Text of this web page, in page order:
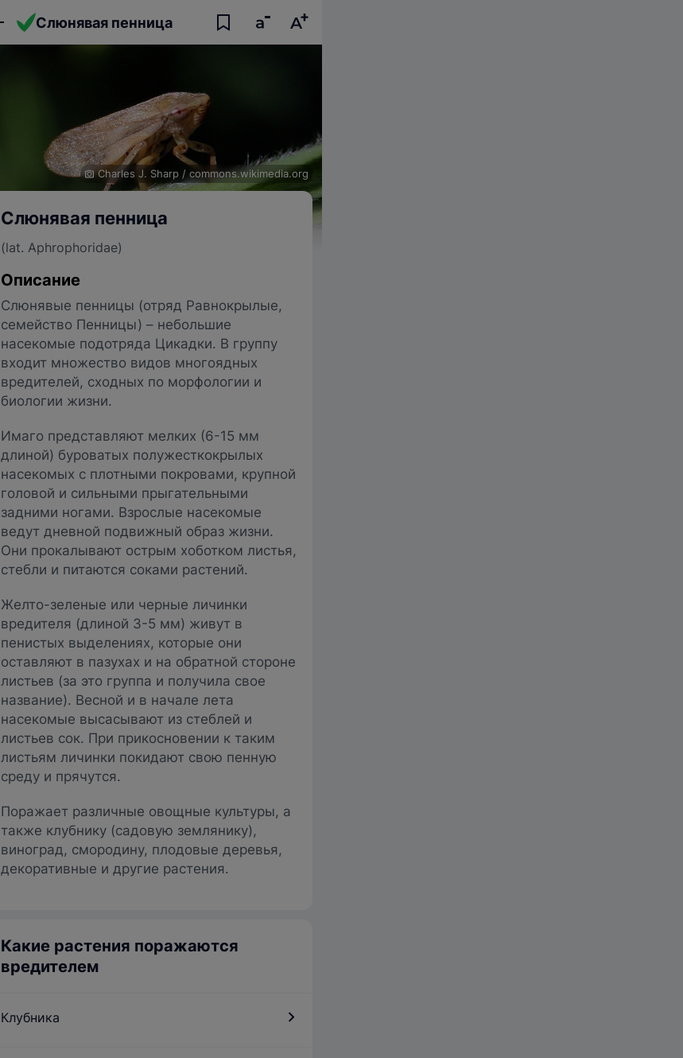
Слюнявая пенница
Charles J. Sharp / commons.wikimedia.org
Слюнявая пенница
(lat. Aphrophoridae)
Описание
Слюнявые пенницы (отряд Равнокрылые,
семейство Пенницы) – небольшие
насекомые подотряда Цикадки. В группу
входит множество видов многоядных
вредителей, сходных по морфологии и
биологии жизни.
Имаго представляют мелких (6-15 мм
длиной) буроватых полужесткокрылых
насекомых с плотными покровами, крупной
головой и сильными прыгательными
задними ногами. Взрослые насекомые
ведут дневной подвижный образ жизни.
Они прокалывают острым хоботком листья,
стебли и питаются соками растений.
Желто-зеленые или черные личинки
вредителя (длиной 3-5 мм) живут в
пенистых выделениях, которые они
оставляют в пазухах и на обратной стороне
листьев (за это группа и получила свое
название). Весной и в начале лета
насекомые высасывают из стеблей и
листьев сок. При прикосновении к таким
листьям личинки покидают свою пенную
среду и прячутся.
Поражает различные овощные культуры, а
также клубнику (садовую землянику),
виноград, смородину, плодовые деревья,
декоративные и другие растения.
Какие растения поражаются
вредителем
Клубника